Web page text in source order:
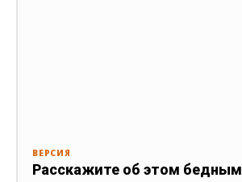
ВЕРСИЯ
Расскажите об этом бедным